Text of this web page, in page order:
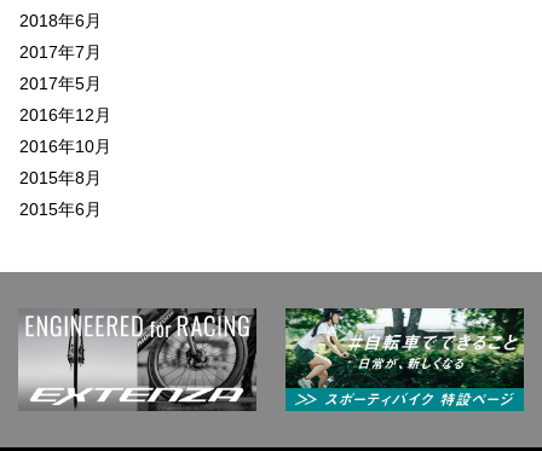
2018年6月
2017年7月
2017年5月
2016年12月
2016年10月
2015年8月
2015年6月